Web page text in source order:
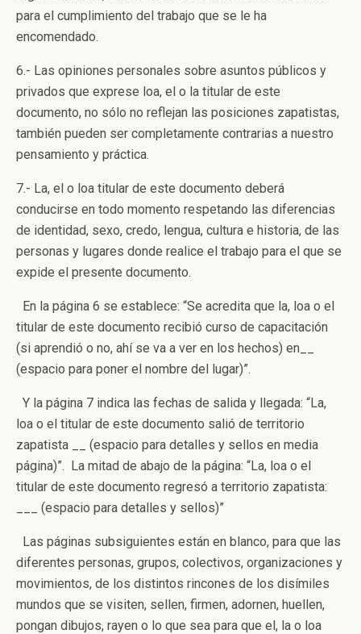
para el cumplimiento del trabajo que se le ha
encomendado.
6.- Las opiniones personales sobre asuntos públicos y
privados que exprese loa, el o la titular de este
documento, no sólo no reflejan las posiciones zapatistas,
también pueden ser completamente contrarias a nuestro
pensamiento y práctica.
7.- La, el o loa titular de este documento deberá
conducirse en todo momento respetando las diferencias
de identidad, sexo, credo, lengua, cultura e historia, de las
personas y lugares donde realice el trabajo para el que se
expide el presente documento.
En la página 6 se establece: “Se acredita que la, loa o el
titular de este documento recibió curso de capacitación
(si aprendió o no, ahí se va a ver en los hechos) en__
(espacio para poner el nombre del lugar)”.
Y la página 7 indica las fechas de salida y llegada: “La,
loa o el titular de este documento salió de territorio
zapatista __ (espacio para detalles y sellos en media
página)”. La mitad de abajo de la página: “La, loa o el
titular de este documento regresó a territorio zapatista:
___ (espacio para detalles y sellos)”
Las páginas subsiguientes están en blanco, para que las
diferentes personas, grupos, colectivos, organizaciones y
movimientos, de los distintos rincones de los disímiles
mundos que se visiten, sellen, firmen, adornen, huellen,
pongan dibujos, rayen o lo que sea para que el, la o loa